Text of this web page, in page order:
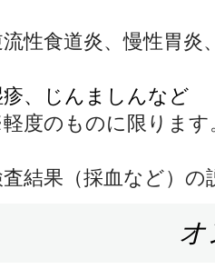
炎、慢性胃炎、
じんましんなど
に限ります。爪
採血など）の
オ